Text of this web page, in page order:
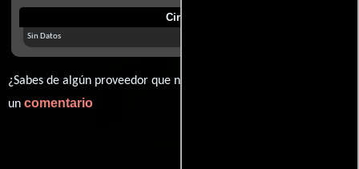
Cines
Sin Datos
¿Sabes de algún proveedor que no estamos mostrando? déjanos
un comentario